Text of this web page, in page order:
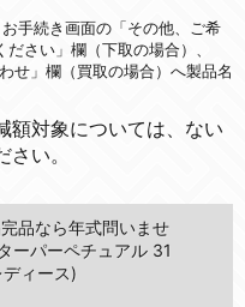
手続き画面の「その他、ご希
さい」欄（下取の場合）、
せ」欄（買取の場合）へ製品名
額対象については、ない
い。
品なら年式問いませ
ーパーペチュアル 31
ィース)